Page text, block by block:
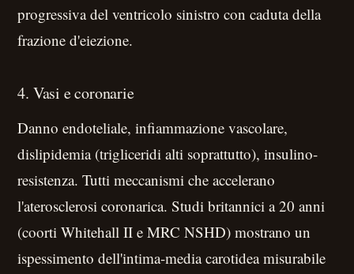
progressiva del ventricolo sinistro con caduta della
frazione d'eiezione.
4. Vasi e coronarie
Danno endoteliale, infiammazione vascolare,
dislipidemia (trigliceridi alti soprattutto), insulino-
resistenza. Tutti meccanismi che accelerano
l'aterosclerosi coronarica. Studi britannici a 20 anni
(coorti Whitehall II e MRC NSHD) mostrano un
ispessimento dell'intima-media carotidea misurabile